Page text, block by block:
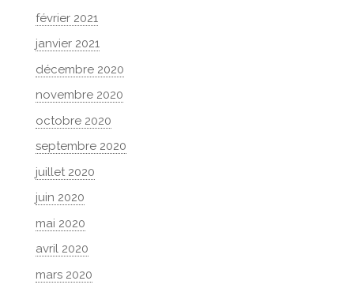
février 2021
janvier 2021
décembre 2020
novembre 2020
octobre 2020
septembre 2020
juillet 2020
juin 2020
mai 2020
avril 2020
mars 2020